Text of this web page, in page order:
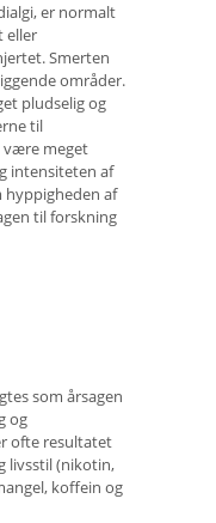
er normalt
eller
Smerten
områder.
pludselig og
til
være meget
intensiteten af
af
til forskning
som årsagen
og
ofte resultatet
livsstil (nikotin,
koffein og